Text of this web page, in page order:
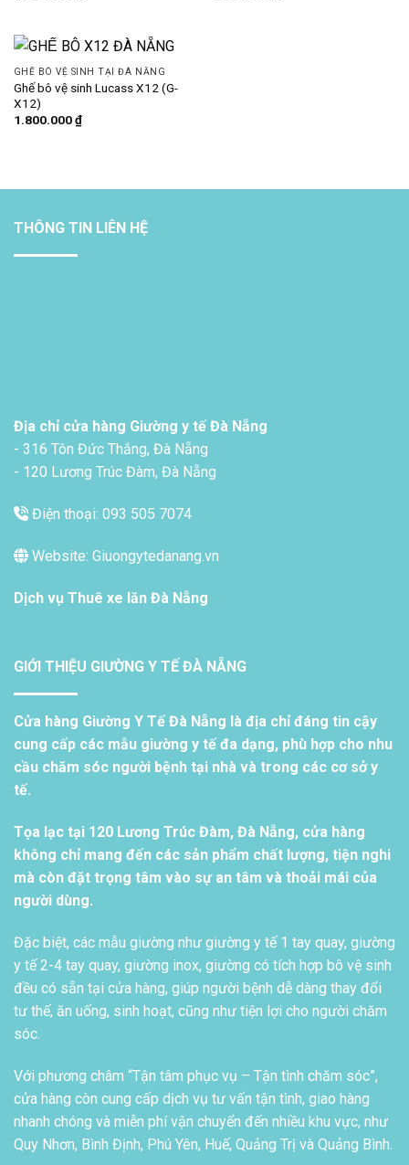
GHẾ BÔ VỆ SINH TẠI ĐÀ NẴNG
Ghế bô vệ sinh Lucass X12 (G-
X12)
1.800.000₫
THÔNG TIN LIÊN HỆ
Địa chỉ cửa hàng Giường y tế Đà Nẵng
- 316 Tôn Đức Thắng, Đà Nẵng
- 120 Lương Trúc Đàm, Đà Nẵng
Điện thoại: 093 505 7074
Website: Giuongytedanang.vn
Dịch vụ Thuê xe lăn Đà Nẵng
GIỚI THIỆU GIƯỜNG Y TẾ ĐÀ NẴNG
Cửa hàng Giường Y Tế Đà Nẵng là địa chỉ đáng tin cậy
cung cấp các mẫu giường y tế đa dạng, phù hợp cho nhu
cầu chăm sóc người bệnh tại nhà và trong các cơ sở y
tế.
Tọa lạc tại 120 Lương Trúc Đàm, Đà Nẵng, cửa hàng
không chỉ mang đến các sản phẩm chất lượng, tiện nghi
mà còn đặt trọng tâm vào sự an tâm và thoải mái của
người dùng.
Đặc biệt, các mẫu giường như giường y tế 1 tay quay, giường
y tế 2-4 tay quay, giường inox, giường có tích hợp bô vệ sinh
đều có sẵn tại cửa hàng, giúp người bệnh dễ dàng thay đổi
tư thế, ăn uống, sinh hoạt, cũng như tiện lợi cho người chăm
sóc.
Với phương châm “Tận tâm phục vụ – Tận tình chăm sóc”,
cửa hàng còn cung cấp dịch vụ tư vấn tận tình, giao hàng
nhanh chóng và miễn phí vận chuyển đến nhiều khu vực, như
Quy Nhơn, Bình Định, Phú Yên, Huế, Quảng Trị và Quảng Bình.